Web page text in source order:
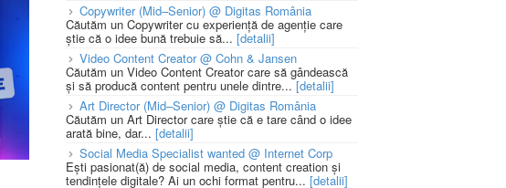
Copywriter (Mid–Senior) @ Digitas România
Căutăm un Copywriter cu experiență de agenție care
știe că o idee bună trebuie să... [detalii]
Video Content Creator @ Cohn & Jansen
Căutăm un Video Content Creator care să gândească
și să producă content pentru unele dintre...[detalii]
Art Director (Mid–Senior) @ Digitas România
Căutăm un Art Director care știe că e tare când o idee
arată bine, dar... [detalii]
Social Media Specialist wanted @ Internet Corp
Ești pasionat(ă) de social media, content creation și
tendințele digitale? Ai un ochi format pentru... [detalii]